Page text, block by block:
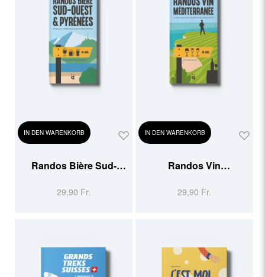
IN DEN WARENKORB
Randos Bière Sud-
29,90 Fr.
IN DEN WARENKORB
Randos Vin
29,90 Fr.